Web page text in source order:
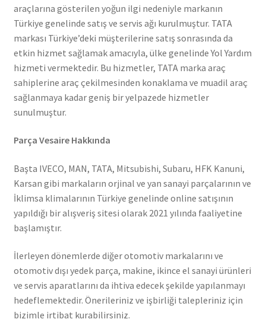
araçlarına gösterilen yoğun ilgi nedeniyle markanın
Türkiye genelinde satış ve servis ağı kurulmuştur. TATA
markası Türkiye’deki müşterilerine satış sonrasında da
etkin hizmet sağlamak amacıyla, ülke genelinde Yol Yardım
hizmeti vermektedir. Bu hizmetler, TATA marka araç
sahiplerine araç çekilmesinden konaklama ve muadil araç
sağlanmaya kadar geniş bir yelpazede hizmetler
sunulmuştur.
Parça Vesaire Hakkında
Başta IVECO, MAN, TATA, Mitsubishi, Subaru, HFK Kanuni,
Karsan gibi markaların orjinal ve yan sanayi parçalarının ve
İklimsa klimalarının Türkiye genelinde online satışının
yapıldığı bir alışveriş sitesi olarak 2021 yılında faaliyetine
başlamıştır.
İlerleyen dönemlerde diğer otomotiv markalarını ve
otomotiv dışı yedek parça, makine, ikince el sanayi ürünleri
ve servis aparatlarını da ihtiva edecek şekilde yapılanmayı
hedeflemektedir. Önerileriniz ve işbirliği talepleriniz için
bizimle irtibat kurabilirsiniz.